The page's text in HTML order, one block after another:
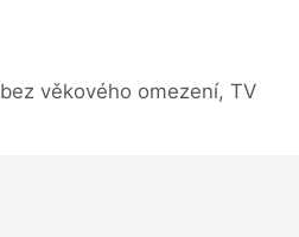
věkového omezení, TV